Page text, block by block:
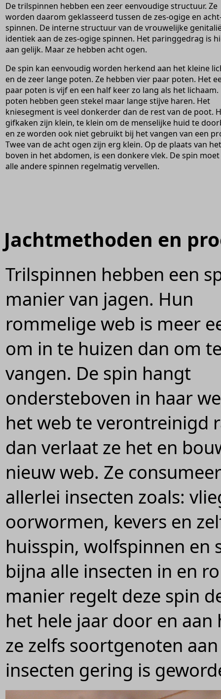
De trilspinnen hebben een zeer eenvoudige structuur. Ze
worden daarom geklasseerd tussen de zes-ogige en
spinnen. De interne structuur van de vrouwelijke
identiek aan de zes-ogige spinnen. Het paringgedrag is
aan gelijk. Maar ze hebben acht ogen.
De spin kan eenvoudig worden herkend aan het kleine
en de zeer lange poten. Ze hebben vier paar poten. Het
paar poten is vijf en een half keer zo lang als het lichaam.
poten hebben geen stekel maar lange stijve haren. Het
kniesegment is veel donkerder dan de rest van de poot.
gifkaken zijn klein, te klein om de menselijke huid te
en ze worden ook niet gebruikt bij het vangen van een
Twee van de acht ogen zijn erg klein. Op de plaats van
boven in het abdomen, is een donkere vlek. De spin
alle andere spinnen regelmatig vervellen.
Jachtmethoden en
Trilspinnen hebben een
manier van jagen. Hun
rommelige web is meer
om in te huizen dan om
vangen. De spin hangt
ondersteboven in haar
het web te verontreinigd
dan verlaat ze het en
nieuw web. Ze
allerlei insecten zoals:
oorwormen, kevers en
huisspin, wolfspinnen en
bijna alle insecten in en
manier regelt deze spin
het hele jaar door en
ze zelfs soortgenoten
insecten gering is